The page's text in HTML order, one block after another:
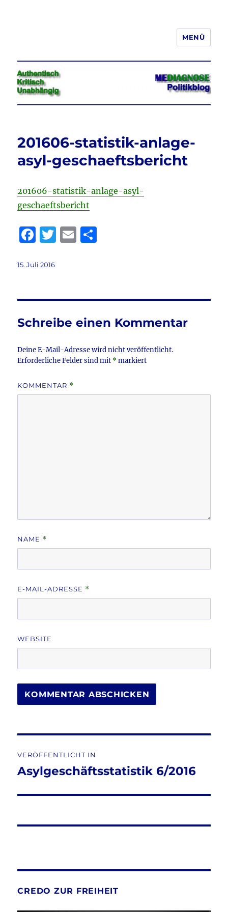
Jeder hat das Recht, seine
Meinung in Wort, Schrift und Bild
frei zu äußern und zu verbreiten
MENÜ
201606-statistik-anlage-
asyl-geschaeftsbericht
201606-statistik-anlage-asyl-
geschaeftsbericht
F
c
b
o
o
k
T
r
E
Veröffentlicht
15. Juli 2016
Schreibe einen Kommentar
Deine E-Mail-Adresse wird nicht veröffentlicht.
Erforderliche Felder sind mit *markiert
KOMMENTAR *
NAME *
E-MAIL-ADRESSE *
WEBSITE
VERÖFFENTLICHT IN
Asylgeschäftsstatistik 6/2016
CREDO ZUR FREIHEIT